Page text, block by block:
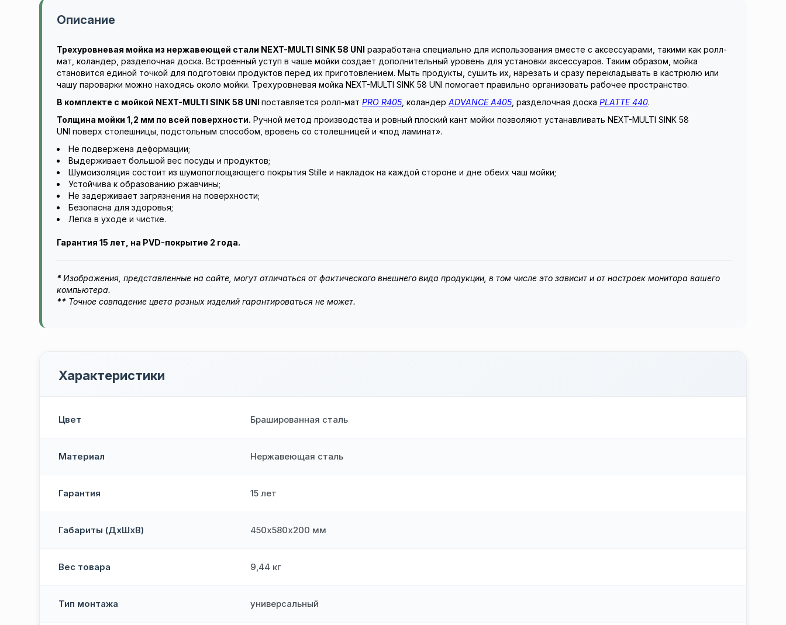
Описание
Трехуровневая мойка из нержавеющей стали NEXT-MULTI SINK 58 UNI разработана специально для использования вместе с аксессуарами, такими как ролл-
мат, коландер, разделочная доска. Встроенный уступ в чаше мойки создает дополнительный уровень для установки аксессуаров. Таким образом, мойка
становится единой точкой для подготовки продуктов перед их приготовлением. Мыть продукты, сушить их, нарезать и сразу перекладывать в кастрюлю или
чашу пароварки можно находясь около мойки. Трехуровневая мойка NEXT-MULTI SINK 58 UNI помогает правильно организовать рабочее пространство.
В комплекте с мойкой NEXT-MULTI SINK 58 UNI поставляется ролл-мат PRO R405 , коландер ADVANCE A405 , разделочная доска PLATTE 440.
Толщина мойки 1,2 мм по всей поверхности. Ручной метод производства и ровный плоский кант мойки позволяют устанавливать NEXT-MULTI SINK 58
UNI поверх столешницы, подстольным способом, вровень со столешницей и «под ламинат».
Не подвержена деформации;
Выдерживает большой вес посуды и продуктов;
Шумоизоляция состоит из шумопоглощающего покрытия Stille и накладок на каждой стороне и дне обеих чаш мойки;
Устойчива к образованию ржавчины;
Не задерживает загрязнения на поверхности;
Безопасна для здоровья;
Легка в уходе и чистке.
Гарантия 15 лет, на PVD-покрытие 2 года.
*Изображения, представленные на сайте, могут отличаться от фактического внешнего вида продукции, в том числе это зависит и от настроек монитора вашего
компьютера.
** Точное совпадение цвета разных изделий гарантироваться не может.
Характеристики
Цвет Брашированная сталь
Материал Нержавеющая сталь
Гарантия 15 лет
Габариты (ДхШхВ) 450х580х200 мм
Вес товара 9,44 кг
Тип монтажа универсальный